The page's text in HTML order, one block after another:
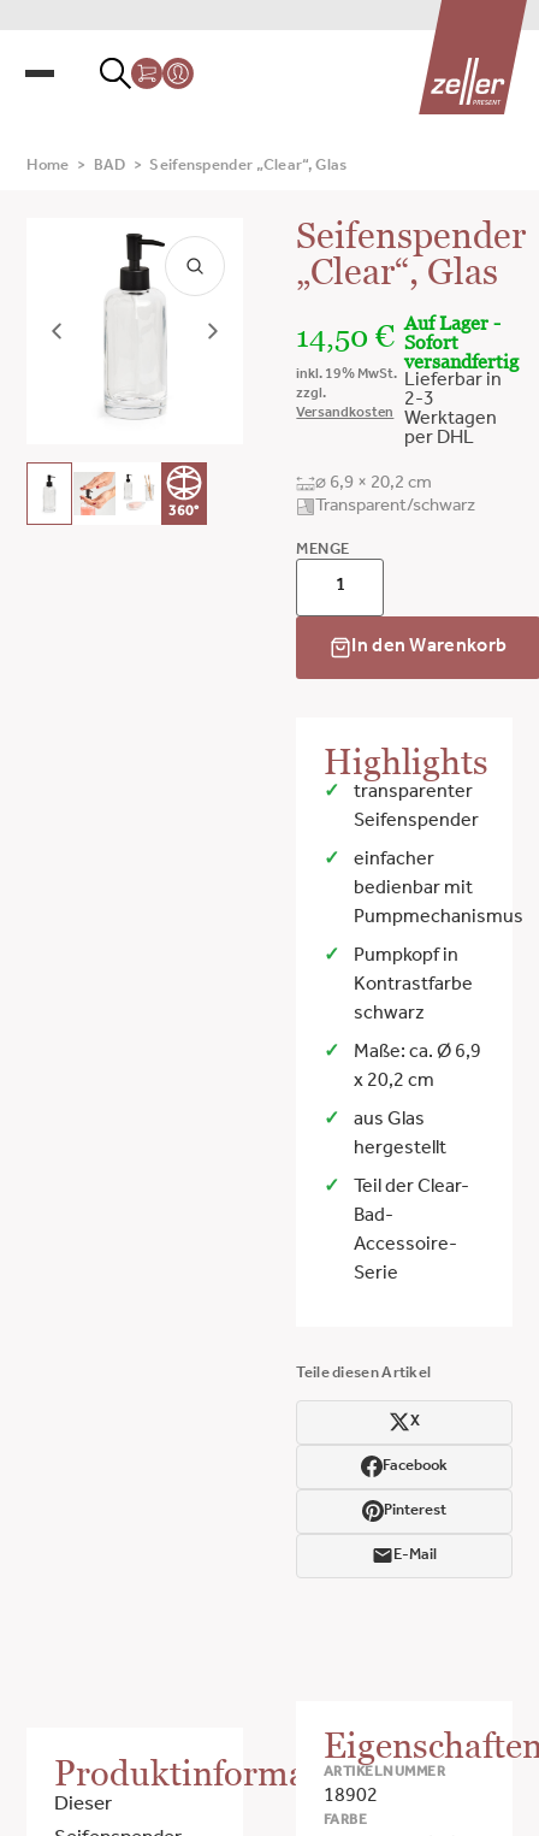
Home > BAD > Seifenspender „Clear“, Glas
360°
Seifenspender
„Clear“, Glas
14,50€
inkl. 19% MwSt.
zzgl.
Versandkosten
Auf Lager -
Sofort
versandfertig
Lieferbar in
2-3
Werktagen
per DHL
⌀ 6,9 × 20,2 cm
Transparent/schwarz
MENGE
In den Warenkorb
Highlights
transparenter
Seifenspender
einfacher
bedienbar mit
Pumpmechanismus
Pumpkopf in
Kontrastfarbe
schwarz
Maße: ca. Ø 6,9
x 20,2 cm
aus Glas
hergestellt
Teil der Clear-
Bad-
Accessoire-
Serie
Teile diesen Artikel
X
Facebook
Pinterest
E-Mail
Produktinformationen
Dieser
ARTIKELNUMMER
18902
FARBE